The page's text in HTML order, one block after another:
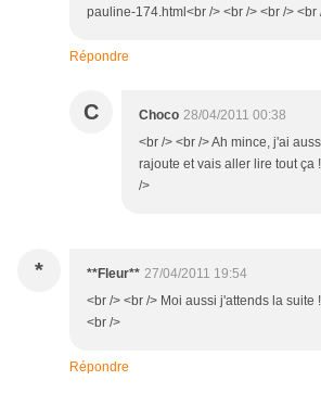
pauline-174.html<br /> <br /> <br /> <br
Répondre
C Choco 28/04/2011 00:38
<br /> <br /> Ah mince, j'ai
rajoute et vais aller lire tout ça
/>
* **Fleur** 27/04/2011 19:54
<br /> <br /> Moi aussi j'attends la suite
<br />
Répondre